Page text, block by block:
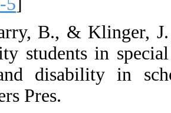
17. Harry, B.,
minority
race and
Teachers Pres.